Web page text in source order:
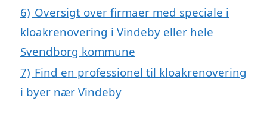
6) Oversigt over firmaer med speciale i
kloakrenovering i Vindeby eller hele
Svendborg kommune
7) Find en professionel til kloakrenovering
i byer nær Vindeby